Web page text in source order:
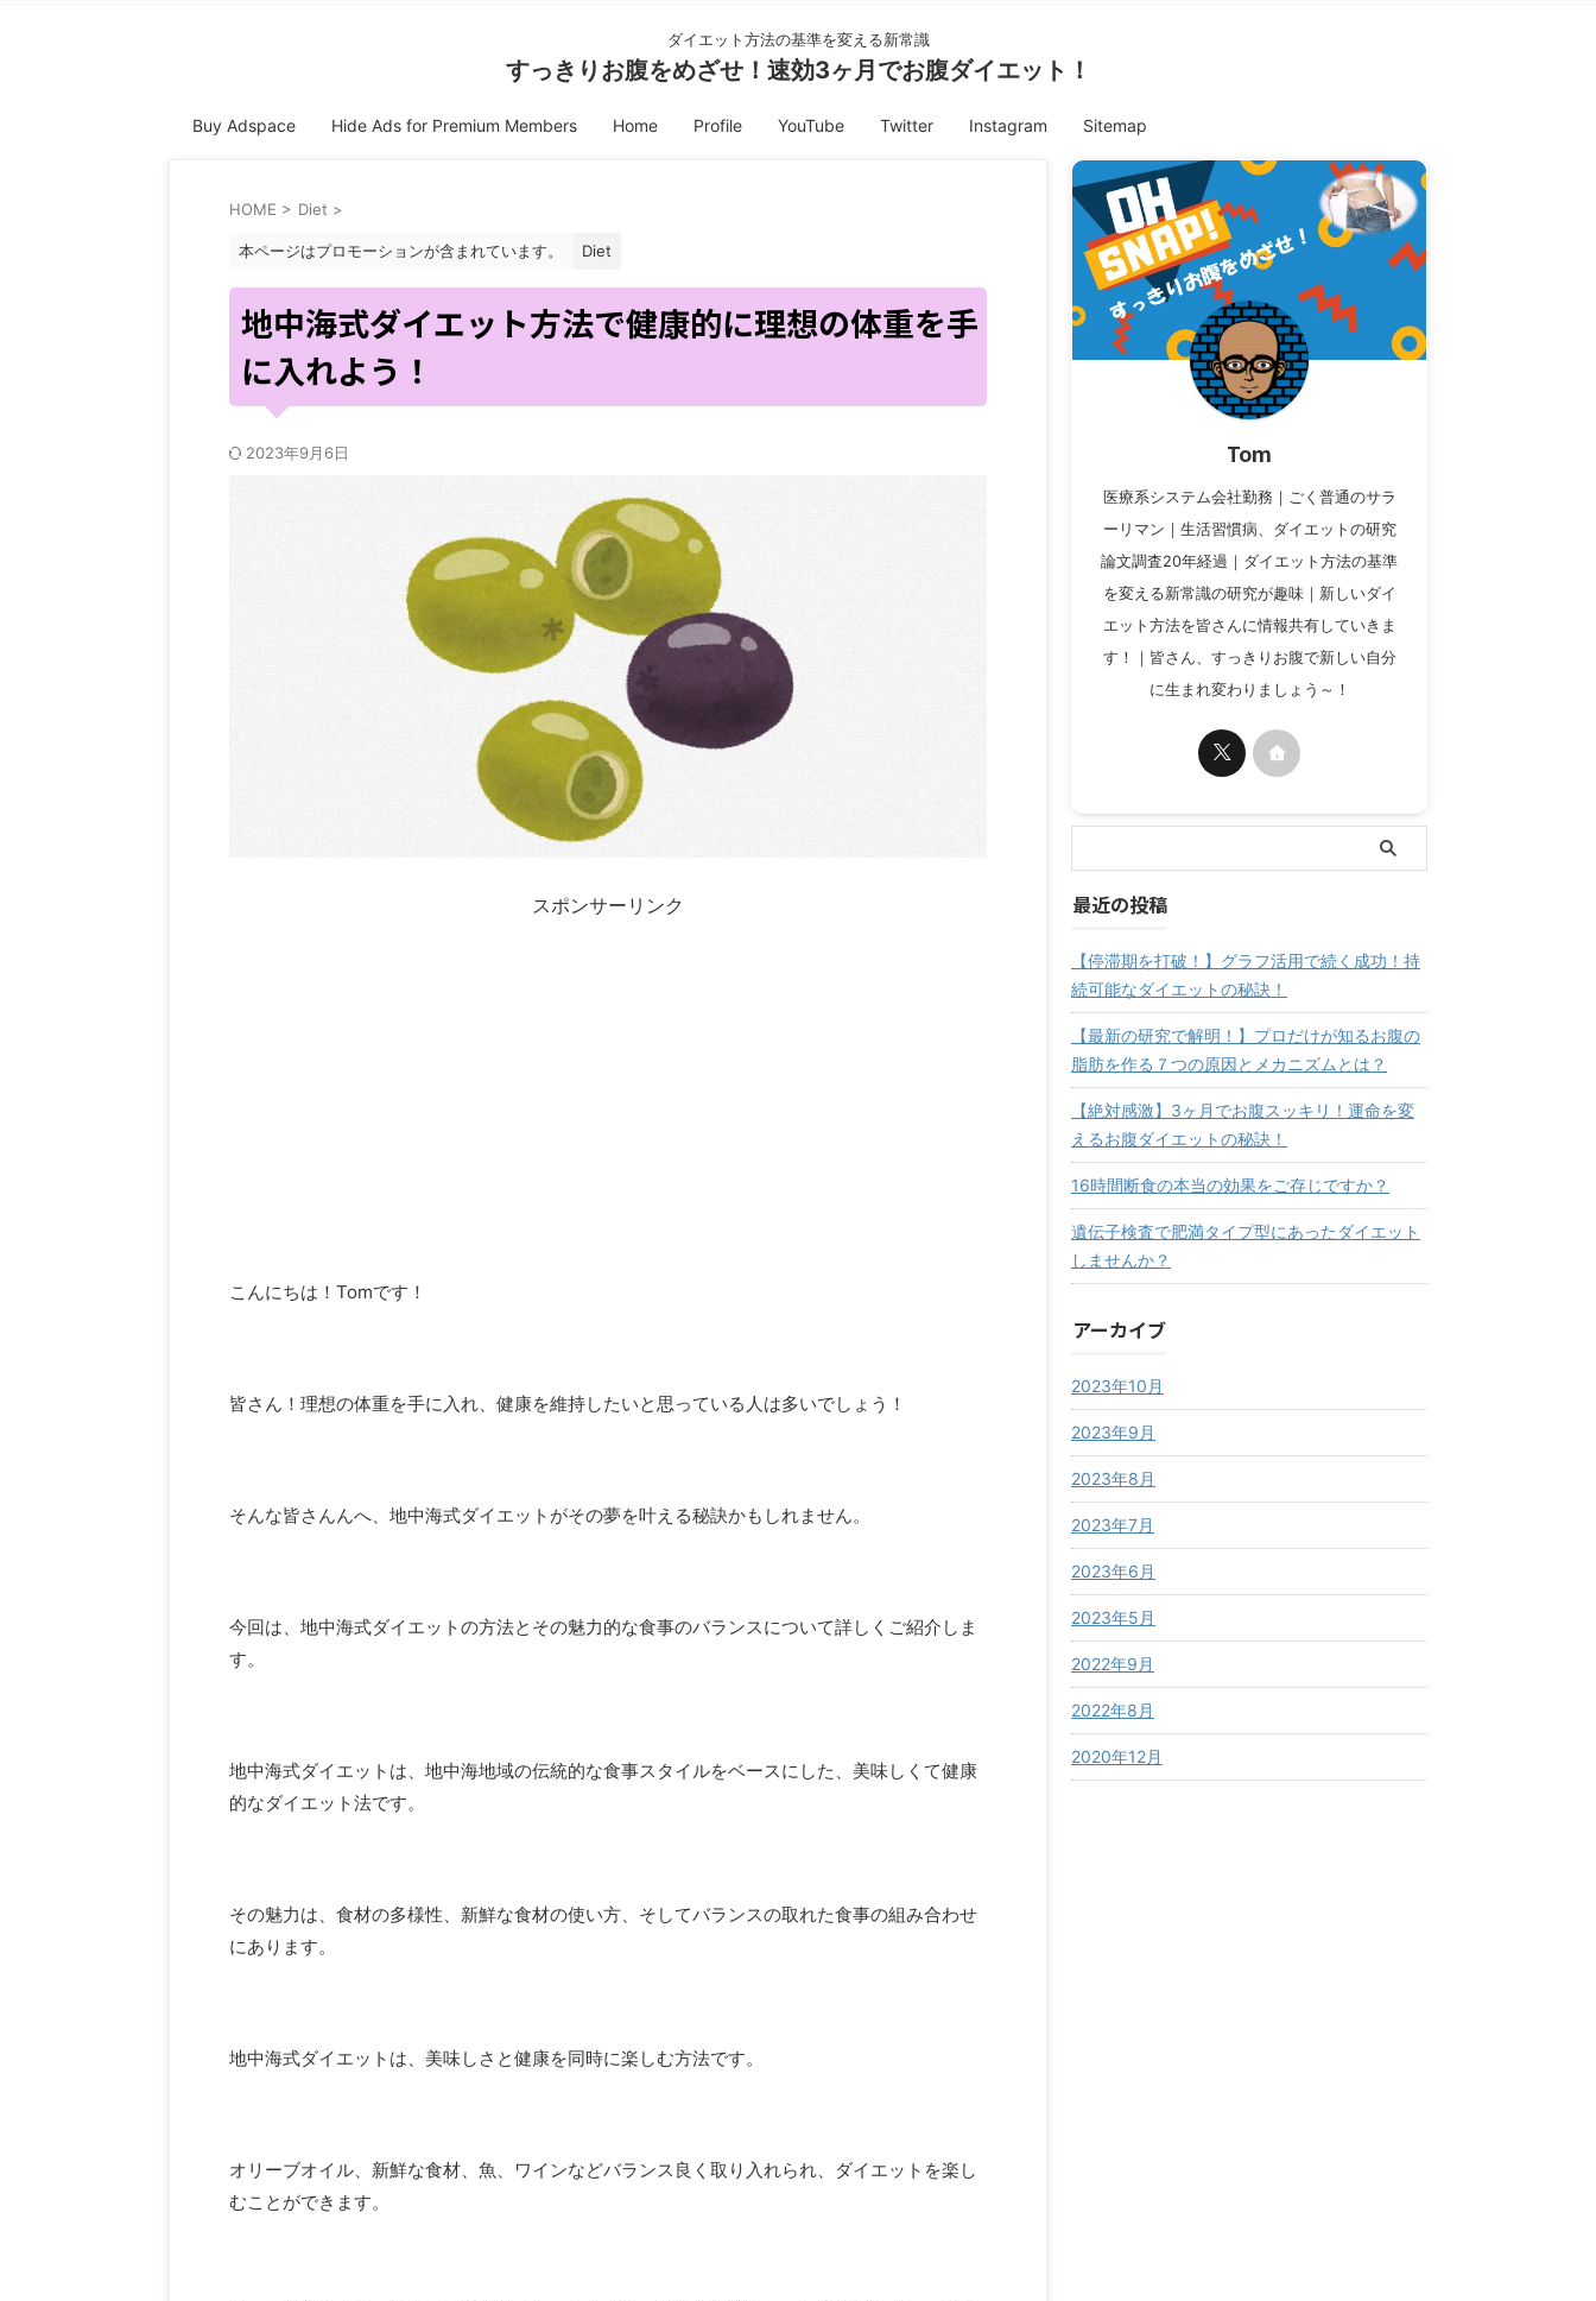
ダイエット方法の基準を変える新常識
すっきりお腹をめざせ！速効3ヶ月でお腹ダイエット！
Buy Adspace Hide Ads for Premium Members Home Profile YouTube Twitter Instagram Sitemap
HOME > Diet >
本ページはプロモーションが含まれています。 Diet
地中海式ダイエット方法で健康的に理想の体重を手
に入れよう！
2023年9月6日
スポンサーリンク
こんにちは！Tomです！
皆さん！理想の体重を手に入れ、健康を維持したいと思っている人は多いでしょう！
そんな皆さんんへ、地中海式ダイエットがその夢を叶える秘訣かもしれません。
今回は、地中海式ダイエットの方法とその魅力的な食事のバランスについて詳しくご紹介しま
す。
地中海式ダイエットは、地中海地域の伝統的な食事スタイルをベースにした、美味しくて健康
的なダイエット法です。
その魅力は、食材の多様性、新鮮な食材の使い方、そしてバランスの取れた食事の組み合わせ
にあります。
地中海式ダイエットは、美味しさと健康を同時に楽しむ方法です。
オリーブオイル、新鮮な食材、魚、ワインなどバランス良く取り入れられ、ダイエットを楽し
むことができます。
Tom
医療系システム会社勤務｜ごく普通のサラ
ーリマン｜生活習慣病、ダイエットの研究
論文調査20年経過｜ダイエット方法の基準
を変える新常識の研究が趣味｜新しいダイ
エット方法を皆さんに情報共有していきま
す！｜皆さん、すっきりお腹で新しい自分
に生まれ変わりましょう～！
最近の投稿
【停滞期を打破！】グラフ活用で続く成功！持
続可能なダイエットの秘訣！
【最新の研究で解明！】プロだけが知るお腹の
脂肪を作る７つの原因とメカニズムとは？
【絶対感激】3ヶ月でお腹スッキリ！運命を変
えるお腹ダイエットの秘訣！
16時間断食の本当の効果をご存じですか？
遺伝子検査で肥満タイプ型にあったダイエット
しませんか？
アーカイブ
2023年10月
2023年9月
2023年8月
2023年7月
2023年6月
2023年5月
2022年9月
2022年8月
2020年12月